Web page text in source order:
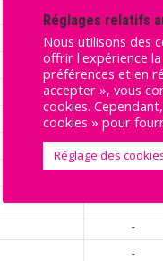
-
-
-
-
-
-
-
-
-
Réglages relatifs
Nous utilisons des
offrir l'expérience
préférences et en
accepter », vous
cookies.
cookies » pour
Réglage des